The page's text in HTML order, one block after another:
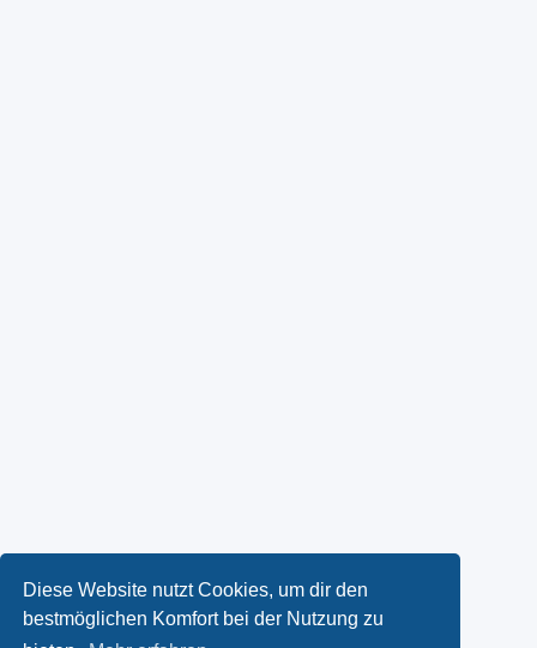
Diese Website nutzt Cookies, um dir den
bestmöglichen Komfort bei der Nutzung zu